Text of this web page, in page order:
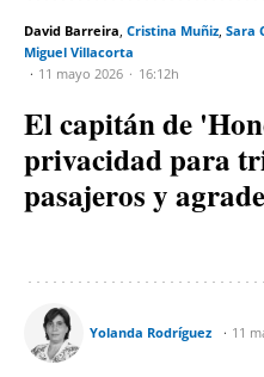
David Barreira Cristina Muñiz Sara
Miguel Villacorta
11 mayo 2026
16:12h
El capitán de
privacidad para
pasajeros y
Yolanda Rodríguez 11